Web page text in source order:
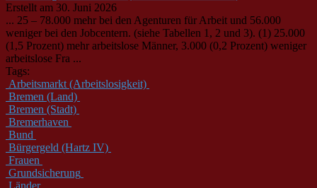
Erstellt am 30. Juni 2026
... 25 – 78.000 mehr bei den Agenturen für Arbeit und 56.000
weniger bei den Jobcentern. (siehe Tabellen 1, 2 und 3). (1) 25.000
(1,5 Prozent) mehr arbeitslose Männer, 3.000 (0,2 Prozent) weniger
arbeitslose Fra ...
Tags:
Arbeitsmarkt (Arbeitslosigkeit)
Bremen (Land)
Bremen (Stadt)
Bremerhaven
Bund
Bürgergeld (Hartz IV)
Frauen
Grundsicherung
Länder